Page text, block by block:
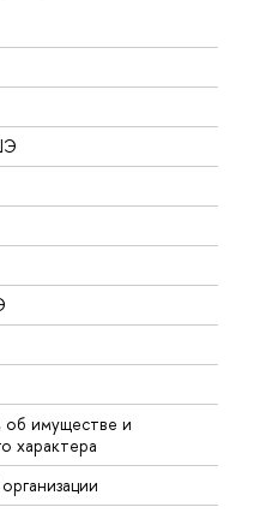
об имуществе и
характера